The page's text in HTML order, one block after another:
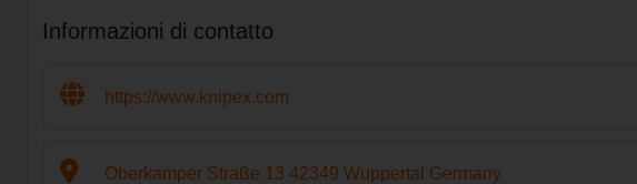
Informazioni di contatto
https://www.knipex.com
Oberkamper Straße 13 42349 Wuppertal Germany